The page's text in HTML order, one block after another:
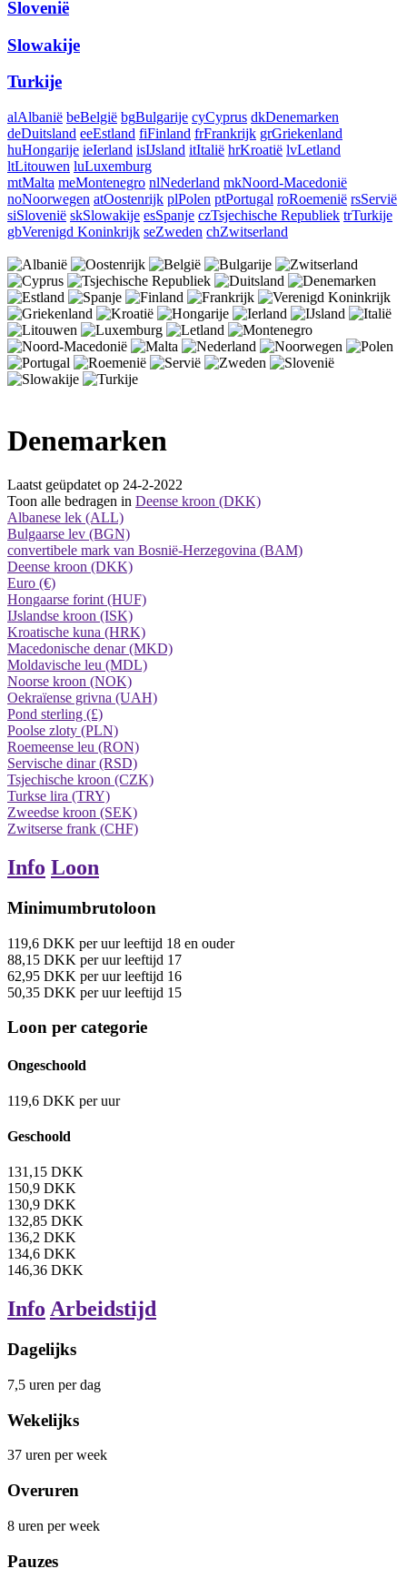
Slovenië
Slowakije
Turkije
alAlbanië beBelgië bgBulgarije cyCyprus dkDenemarken
deDuitsland eeEstland fiFinland frFrankrijk grGriekenland
huHongarije ieIerland isIJsland itItalië hrKroatië lvLetland
ltLitouwen luLuxemburg
mtMalta meMontenegro nlNederland mkNoord-Macedonië
noNoorwegen atOostenrijk plPolen ptPortugal roRoemenië rsServië
siSlovenië skSlowakije esSpanje czTsjechische Republiek trTurkije
gbVerenigd Koninkrijk seZweden chZwitserland
Denemarken
Laatst geüpdatet op 24-2-2022
Toon alle bedragen in Deense kroon (DKK)
Albanese lek (ALL)
Bulgaarse lev (BGN)
convertibele mark van Bosnië-Herzegovina (BAM)
Deense kroon (DKK)
Euro (€)
Hongaarse forint (HUF)
IJslandse kroon (ISK)
Kroatische kuna (HRK)
Macedonische denar (MKD)
Moldavische leu (MDL)
Noorse kroon (NOK)
Oekraïense grivna (UAH)
Pond sterling (£)
Poolse zloty (PLN)
Roemeense leu (RON)
Servische dinar (RSD)
Tsjechische kroon (CZK)
Turkse lira (TRY)
Zweedse kroon (SEK)
Zwitserse frank (CHF)
Info Loon
Minimumbrutoloon
119,6 DKK per uurleeftijd 18 en ouder
88,15 DKK per uurleeftijd 17
62,95 DKK per uurleeftijd 16
50,35 DKK per uurleeftijd 15
Loon per categorie
Ongeschoold
119,6 DKK per uur
Geschoold
131,15 DKK
150,9 DKK
130,9 DKK
132,85 DKK
136,2 DKK
134,6 DKK
146,36 DKK
Info Arbeidstijd
Dagelijks
7,5 uren per dag
Wekelijks
37 uren per week
Overuren
8 uren per week
Pauzes